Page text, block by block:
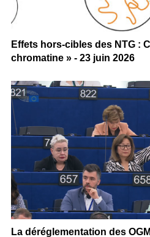
Effets hors-cibles des NTG :
chromatine » - 23 juin 2026
La déréglementation des